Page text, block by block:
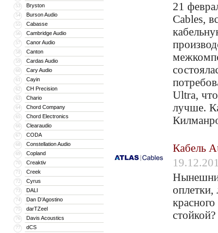
53 Bryston
54 Burson Audio
55 Cabasse
56 Cambridge Audio
57 Canor Audio
58 Canton
59 Cardas Audio
60 Cary Audio
61 Cayin
62 CH Precision
63 Chario
64 Chord Company
65 Chord Electronics
66 Clearaudio
67 CODA
68 Constellation Audio
69 Copland
70 Creaktiv
71 Creek
72 Cyrus
73 DALI
74 Dan D’Agostino
75 darTZeel
76 Davis Acoustics
77 dCS
21
Cables,
Ultra,
лучше.
Кабель
оплетки,